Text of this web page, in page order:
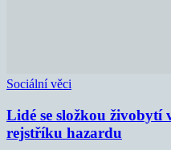
Sociální věci
Lidé se složkou živobytí
rejstříku hazardu